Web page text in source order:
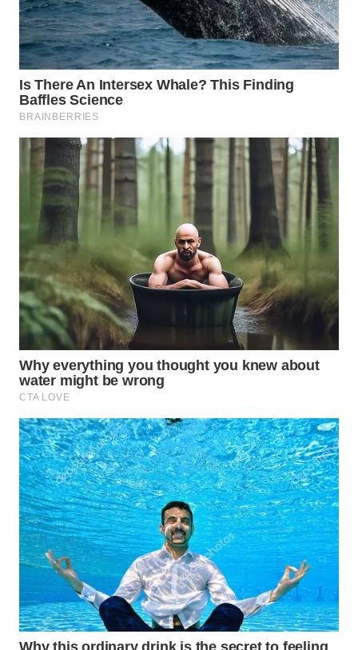
WN DELI
SERDANG
WN
TEBING
TINGGI
WN
PAKPAK
WN
KARAWANG
WN
BEKASI
WN
BOGOR
WN
DEPOK
WN
TAPANULI
UTARA
WN
SAMOSIR
WN
PADANG
LAWAS